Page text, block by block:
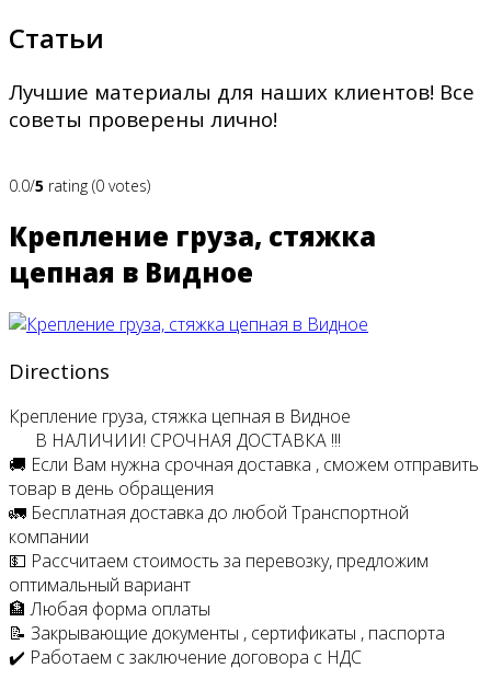
Статьи
Лучшие материалы для наших клиентов! Все
советы проверены лично!
0.0/5 rating (0 votes)
Крепление груза, стяжка
цепная в Видное
Directions
Крепление груза, стяжка цепная в Видное
В НАЛИЧИИ! СРОЧНАЯ ДОСТАВКА !!!
🚚 Если Вам нужна срочная доставка , сможем отправить
товар в день обращения
🚛 Бесплатная доставка до любой Транспортной
компании
💵 Рассчитаем стоимость за перевозку, предложим
оптимальный вариант
🏦 Любая форма оплаты
📝 Закрывающие документы , сертификаты , паспорта
✔️ Работаем с заключение договора с НДС